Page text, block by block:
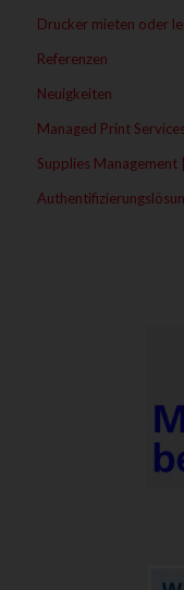
Drucker mieten oder
Referenzen
Neuigkeiten
Managed Print Services
Supplies Management